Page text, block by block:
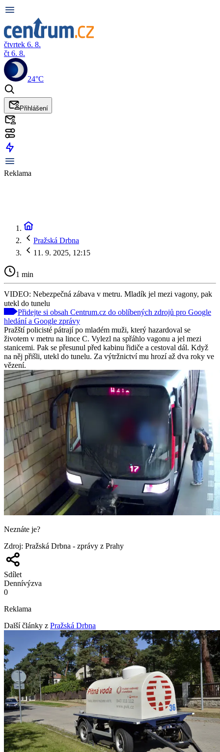
čtvrtek 6. 8.
čt 6. 8.
24°C
Přihlášení
Reklama
Pražská Drbna
11. 9. 2025, 12:15
1 min
VIDEO: Nebezpečná zábava v metru. Mladík jel mezi vagony, pak
utekl do tunelu
Přidejte si obsah Centrum.cz do oblíbených zdrojů pro Google
hledání a Google zprávy
Pražští policisté pátrají po mladém muži, který hazardoval se
životem v metru na lince C. Vylezl na spřáhlo vagonu a jel mezi
stanicemi. Pak se přesunul před kabinu řidiče a cestoval dál. Když
na něj přišli, utekl do tunelu. Za výtržnictví mu hrozí až dva roky ve
vězení.
Neznáte je?
Zdroj: Pražská Drbna - zprávy z Prahy
Sdílet
Dennívýzva
0
Reklama
Další články z Pražská Drbna